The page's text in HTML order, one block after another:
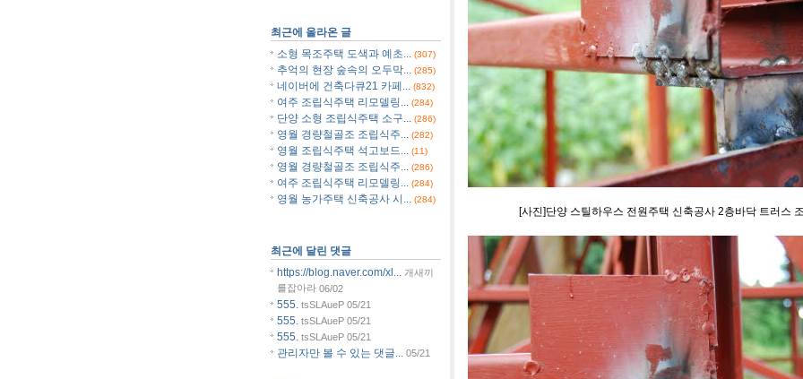
[사진]단양 스틸하우스 전원주택 신축공사 2층바닥 트러스
최근에 올라온 글
소형 목조주택 도색과 예초...
(307)
추억의 현장 숲속의 오두막... (285)
네이버에 건축다큐21 카페... (832)
여주 조립식주택 리모델링... (284)
단양 소형 조립식주택 소구... (286)
영월 경량철골조 조립식주... (282)
영월 조립식주택 석고보드... (11)
영월 경량철골조 조립식주... (286)
여주 조립식주택 리모델링... (284)
영월 농가주택 신축공사 시... (284)
최근에 달린 댓글
https://blog.naver.com/xl...
개새끼
를잡아라 06/02
555. tsSLAueP 05/21
555. tsSLAueP 05/21
555. tsSLAueP 05/21
관리자만 볼 수 있는 댓글... 05/21